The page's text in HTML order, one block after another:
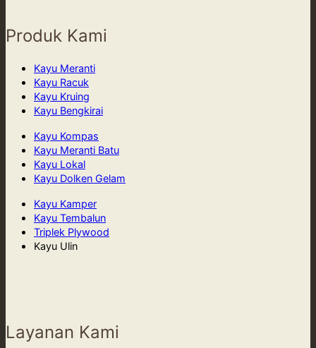
Produk Kami
Kayu Meranti
Kayu Racuk
Kayu Kruing
Kayu Bengkirai
Kayu Kompas
Kayu Meranti Batu
Kayu Lokal
Kayu Dolken Gelam
Kayu Kamper
Kayu Tembalun
Triplek Plywood
Kayu Ulin
Layanan Kami